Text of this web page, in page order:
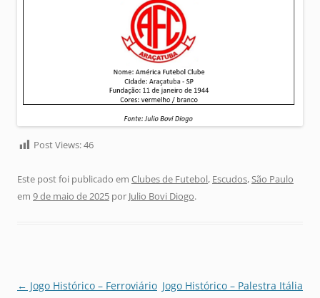
Post Views:46
Este post foi publicado em Clubes de Futebol, Escudos,São Paulo
em 9 de maio de 2025 por Julio Bovi Diogo.
Navegação
← Jogo Histórico – Ferroviário Jogo Histórico – Palestra Itália